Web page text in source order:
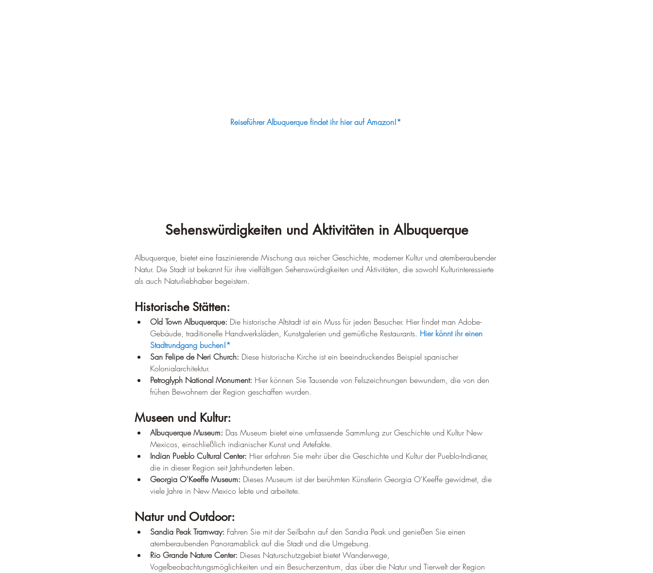
Reiseführer Albuquerque findet ihr hier auf Amazon!*
Sehenswürdigkeiten und Aktivitäten in Albuquerque
Albuquerque, bietet eine faszinierende Mischung aus reicher Geschichte, moderner Kultur und atemberaubender
Natur. Die Stadt ist bekannt für ihre vielfältigen Sehenswürdigkeiten und Aktivitäten, die sowohl Kulturinteressierte
als auch Naturliebhaber begeistern.
Historische Stätten:
Old Town Albuquerque: Die historische Altstadt ist ein Muss für jeden Besucher. Hier findet man Adobe-
Gebäude, traditionelle Handwerksläden, Kunstgalerien und gemütliche Restaurants. Hier könnt ihr einen
Stadtrundgang buchen!*
San Felipe de Neri Church: Diese historische Kirche ist ein beeindruckendes Beispiel spanischer
Kolonialarchitektur.
Petroglyph National Monument: Hier können Sie Tausende von Felszeichnungen bewundern, die von den
frühen Bewohnern der Region geschaffen wurden.
Museen und Kultur:
Albuquerque Museum: Das Museum bietet eine umfassende Sammlung zur Geschichte und Kultur New
Mexicos, einschließlich indianischer Kunst und Artefakte.
Indian Pueblo Cultural Center: Hier erfahren Sie mehr über die Geschichte und Kultur der Pueblo-Indianer,
die in dieser Region seit Jahrhunderten leben.
Georgia O'Keeffe Museum: Dieses Museum ist der berühmten Künstlerin Georgia O'Keeffe gewidmet, die
viele Jahre in New Mexico lebte und arbeitete.
Natur und Outdoor:
Sandia Peak Tramway: Fahren Sie mit der Seilbahn auf den Sandia Peak und genießen Sie einen
atemberaubenden Panoramablick auf die Stadt und die Umgebung.
Rio Grande Nature Center: Dieses Naturschutzgebiet bietet Wanderwege,
Vogelbeobachtungsmöglichkeiten und ein Besucherzentrum, das über die Natur und Tierwelt der Region